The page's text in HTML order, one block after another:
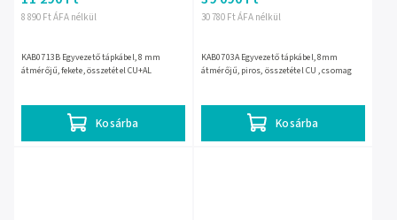
8 890 Ft ÁFA nélkül
Kosárba
KAB0713B Egyvezető tápkábel, 8 mm
átmérőjű, fekete, összetétel CU+AL
30 780 Ft ÁFA nélkül
Kosárba
KAB0703A Egyvezető tápkábel, 8mm
átmérőjű, piros, összetétel CU , csomag